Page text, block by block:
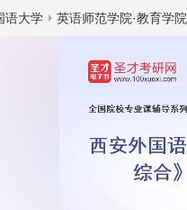
语大学 英语师范学院·教育学院